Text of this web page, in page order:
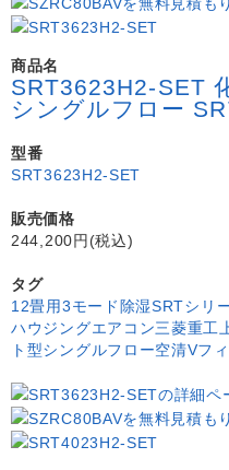
商品名
SRT3623H2-SET
シングルフロー
型番
SRT3623H2-SET
販売価格
244,200円(税込)
タグ
12畳用3モード除湿SRTシリ
ハウジングエアコン三菱重工
ト型シングルフロー空清Vフ